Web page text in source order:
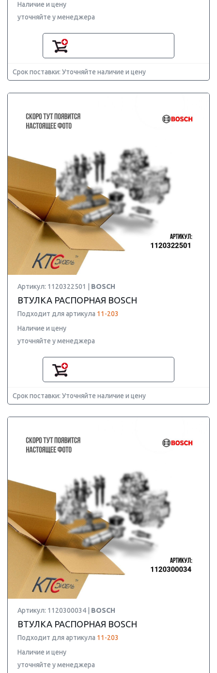
Наличие и цену
уточняйте у менеджера
Срок поставки: Уточняйте наличие и цену
Артикул: 1120322501 | BOSCH
ВТУЛКА РАСПОРНАЯ BOSCH
Подходит для артикула 11-203
Наличие и цену
уточняйте у менеджера
Срок поставки: Уточняйте наличие и цену
Артикул: 1120300034 | BOSCH
ВТУЛКА РАСПОРНАЯ BOSCH
Подходит для артикула 11-203
Наличие и цену
уточняйте у менеджера